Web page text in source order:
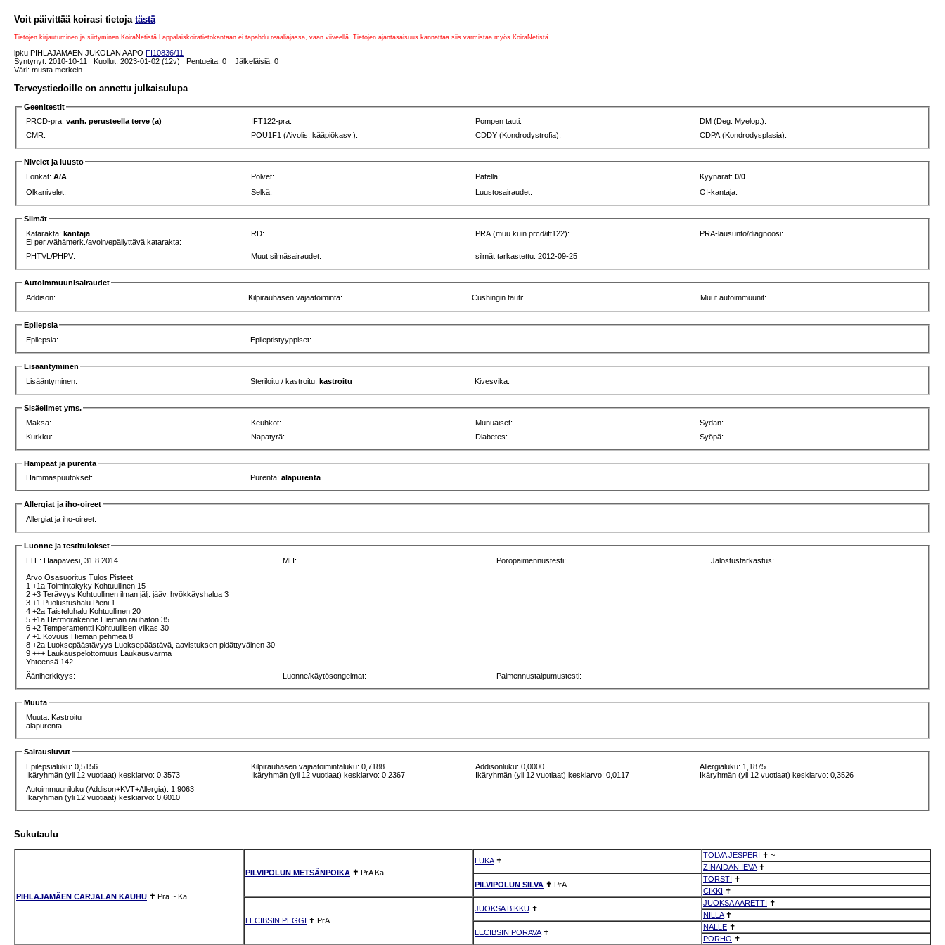
Voit päivittää koirasi tietoja tästä
Tietojen kirjautuminen ja siirtyminen KoiraNetistä Lappalaiskoiratietokantaan ei tapahdu reaaliajassa, vaan viiveellä. Tietojen ajantasaisuus kannattaa siis varmistaa myös KoiraNetistä.
lpku PIHLAJAMÄEN JUKOLAN AAPO FI10836/11
Syntynyt: 2010-10-11 Kuollut: 2023-01-02 (12v) Pentueita: 0 Jälkeläisiä: 0
Väri: musta merkein
Terveystiedoille on annettu julkaisulupa
Geenitestit
PRCD-pra:vanh. perusteella terve (a) IFT122-pra: Pompen tauti:
DM (Deg. Myelop.):
CMR:
POU1F1 (Aivolis. kääpiökasv.): CDDY (Kondrodystrofia): CDPA (Kondrodysplasia):
Nivelet ja luusto
Lonkat:A/A Polvet: Patella: Kyynärät:0/0
Olkanivelet:
Selkä: Luustosairaudet: OI-kantaja:
Silmät
Katarakta:kantaja
Ei per./vähämerk./avoin/epäilyttävä katarakta:
RD: PRA (muu kuin prcd/ift122): PRA-lausunto/diagnoosi:
PHTVL/PHPV: Muut silmäsairaudet: silmät tarkastettu: 2012-09-25
Autoimmuunisairaudet
Addison:
Kilpirauhasen vajaatoiminta: Cushingin tauti: Muut autoimmuunit:
Epilepsia
Epilepsia:
Epileptistyyppiset:
Lisääntyminen
Lisääntyminen:
Steriloitu / kastroitu:kastroitu Kivesvika:
Sisäelimet yms.
Maksa:
Keuhkot: Munuaiset:
Sydän:
Kurkku:
Napatyrä: Diabetes: Syöpä:
Hampaat ja purenta
Hammaspuutokset:
Purenta:alapurenta
Allergiat ja iho-oireet
Allergiat ja iho-oireet:
Luonne ja testitulokset
LTE:Haapavesi, 31.8.2014
Arvo Osasuoritus Tulos Pisteet
1 +1a Toimintakyky Kohtuullinen 15
2 +3 Terävyys Kohtuullinen ilman jälj. jääv. hyökkäyshalua 3
3 +1 Puolustushalu Pieni 1
4 +2a Taisteluhalu Kohtuullinen 20
5 +1a Hermorakenne Hieman rauhaton 35
6 +2 Temperamentti Kohtuullisen vilkas 30
7 +1 Kovuus Hieman pehmeä 8
8 +2a Luoksepäästävyys Luoksepäästävä, aavistuksen pidättyväinen 30
9 +++ Laukauspelottomuus Laukausvarma
Yhteensä 142
MH: Poropaimennustesti: Jalostustarkastus:
Ääniherkkyys: Luonne/käytösongelmat: Paimennustaipumustesti:
Muuta
Muuta: Kastroitu
alapurenta
Sairausluvut
Epilepsialuku: 0,5156
Ikäryhmän (yli 12 vuotiaat) keskiarvo: 0,3573
Kilpirauhasen vajaatoimintaluku: 0,7188
Ikäryhmän (yli 12 vuotiaat) keskiarvo: 0,2367
Addisonluku: 0,0000
Ikäryhmän (yli 12 vuotiaat) keskiarvo: 0,0117
Allergialuku: 1,1875
Ikäryhmän (yli 12 vuotiaat) keskiarvo: 0,3526
Autoimmuuniluku (Addison+KVT+Allergia): 1,9063
Ikäryhmän (yli 12 vuotiaat) keskiarvo: 0,6010
Sukutaulu
PIHLAJAMÄEN CARJALAN KAUHU ✝ Pra ~ Ka
PILVIPOLUN METSÄNPOIKA ✝ PrA Ka
LUKA✝
TOLVA JESPERI ✝ ~
ZINAIDAN IEVA✝
PILVIPOLUN SILVA ✝ PrA
TORSTI ✝
CIKKI ✝
LECIBSIN PEGGI ✝ PrA
JUOKSA BIKKU ✝
JUOKSA AARETTI ✝
NILLA✝
LECIBSIN PORAVA✝
NALLE ✝
PORHO ✝